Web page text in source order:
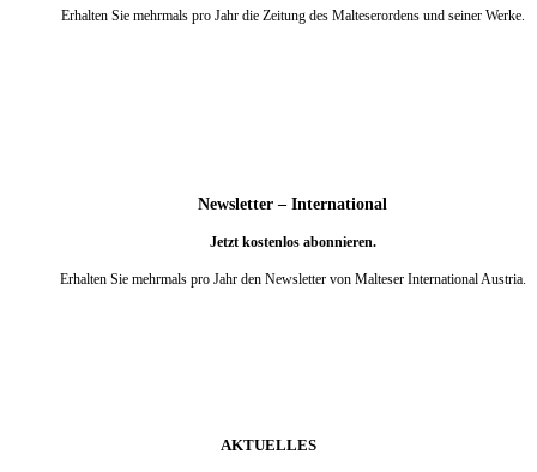
Erhalten Sie mehrmals pro Jahr die Zeitung des Malteserordens und seiner Werke.
Newsletter – International
Jetzt kostenlos abonnieren.
Erhalten Sie mehrmals pro Jahr den Newsletter von Malteser International Austria.
AKTUELLES